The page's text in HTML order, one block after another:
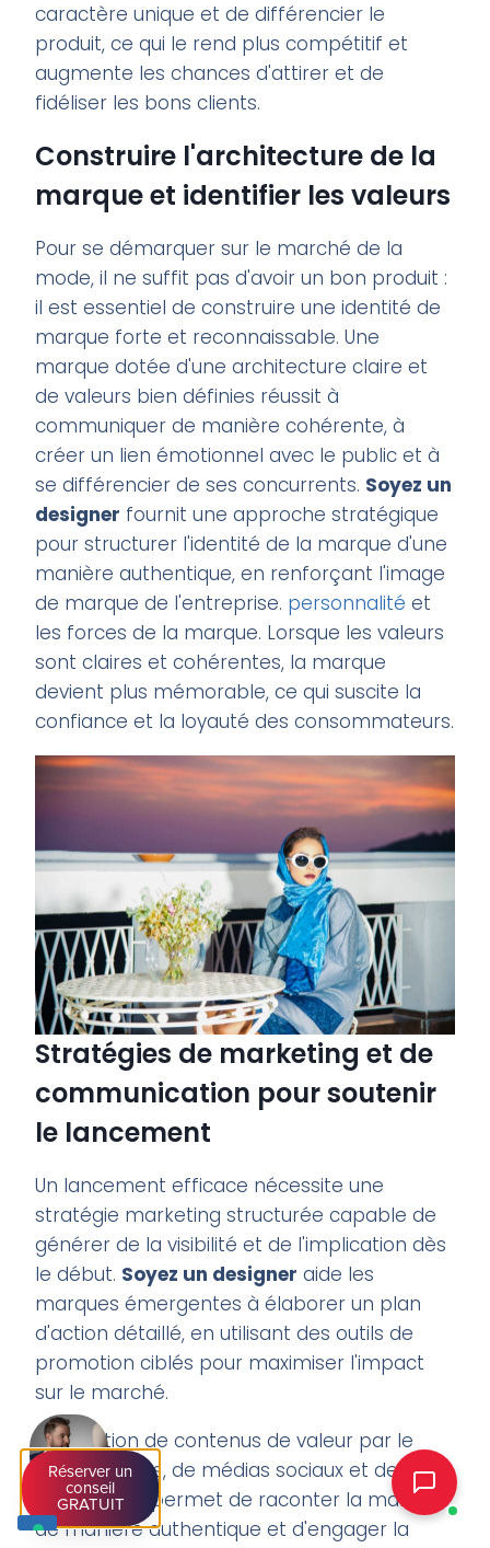
caractère unique et de différencier le
produit, ce qui le rend plus compétitif et
augmente les chances d'attirer et de
fidéliser les bons clients.
Construire l'architecture de la
marque et identifier les valeurs
Pour se démarquer sur le marché de la
mode, il ne suffit pas d'avoir un bon produit :
il est essentiel de construire une identité de
marque forte et reconnaissable. Une
marque dotée d'une architecture claire et
de valeurs bien définies réussit à
communiquer de manière cohérente, à
créer un lien émotionnel avec le public et à
se différencier de ses concurrents. Soyez un
designer fournit une approche stratégique
pour structurer l'identité de la marque d'une
manière authentique, en renforçant l'image
de marque de l'entreprise. personnalité et
les forces de la marque. Lorsque les valeurs
sont claires et cohérentes, la marque
devient plus mémorable, ce qui suscite la
confiance et la loyauté des consommateurs.
Stratégies de marketing et de
communication pour soutenir
le lancement
Un lancement efficace nécessite une
stratégie marketing structurée capable de
générer de la visibilité et de l'implication dès
le début. Soyez un designer aide les
marques émergentes à élaborer un plan
d'action détaillé, en utilisant des outils de
promotion ciblés pour maximiser l'impact
sur le marché.
La création de contenus de valeur par le
biais de blogs, de médias sociaux et de
newsletters permet de raconter la marque
de manière authentique et d'engager la
Réserver un
conseil
GRATUIT